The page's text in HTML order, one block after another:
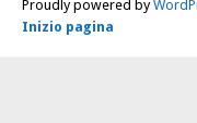
Proudly powered by
Inizio pagina